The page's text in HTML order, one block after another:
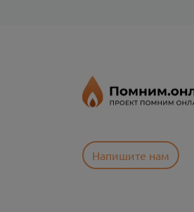
Напишите нам